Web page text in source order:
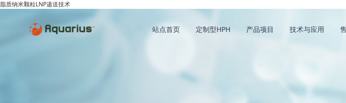
脂质纳米颗粒LNP递送技术
站点首页 定制型HPH 产品项目 技术与应用